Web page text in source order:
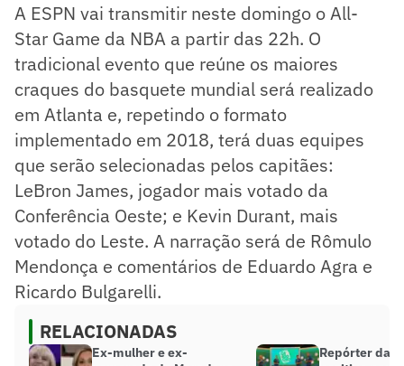
A ESPN vai transmitir neste domingo o All-
Star Game da NBA a partir das 22h. O
tradicional evento que reúne os maiores
craques do basquete mundial será realizado
em Atlanta e, repetindo o formato
implementado em 2018, terá duas equipes
que serão selecionadas pelos capitães:
LeBron James, jogador mais votado da
Conferência Oeste; e Kevin Durant, mais
votado do Leste. A narração será de Rômulo
Mendonça e comentários de Eduardo Agra e
Ricardo Bulgarelli.
RELACIONADAS
Ex-mulher e ex-
Repórter da